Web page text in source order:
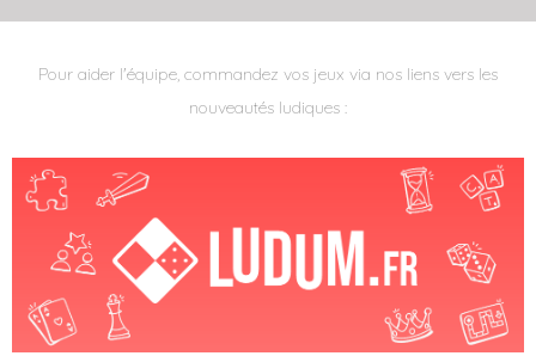
Pour aider l'équipe, commandez vos jeux via nos liens vers les
nouveautés ludiques :